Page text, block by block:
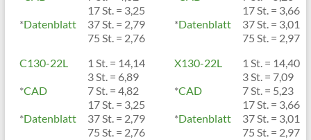
*Datenblatt
17 St. = 3,25
37 St. = 2,79
75 St. = 2,76
*Datenblatt
17 St. = 3,66
37 St. = 3,01
75 St. = 2,97
C130-22L
*CAD
*Datenblatt
1 St. = 14,14
3 St. = 6,89
7 St. = 4,82
17 St. = 3,25
37 St. = 2,79
75 St. = 2,76
X130-22L
*CAD
*Datenblatt
1 St. = 14,40
3 St. = 7,09
7 St. = 5,23
17 St. = 3,66
37 St. = 3,01
75 St. = 2,97